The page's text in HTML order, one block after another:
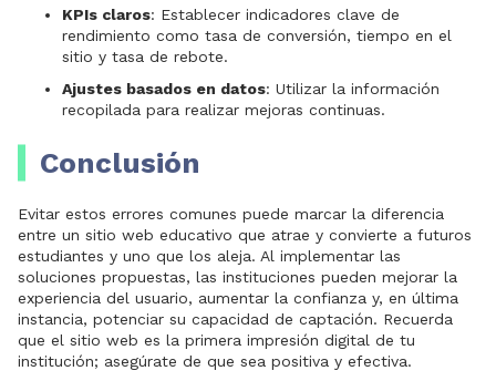
KPIs claros: Establecer indicadores clave de
rendimiento como tasa de conversión, tiempo en el
sitio y tasa de rebote.
Ajustes basados en datos: Utilizar la información
recopilada para realizar mejoras continuas.
Conclusión
Evitar estos errores comunes puede marcar la diferencia
entre un sitio web educativo que atrae y convierte a futuros
estudiantes y uno que los aleja. Al implementar las
soluciones propuestas, las instituciones pueden mejorar la
experiencia del usuario, aumentar la confianza y, en última
instancia, potenciar su capacidad de captación. Recuerda
que el sitio web es la primera impresión digital de tu
institución; asegúrate de que sea positiva y efectiva.